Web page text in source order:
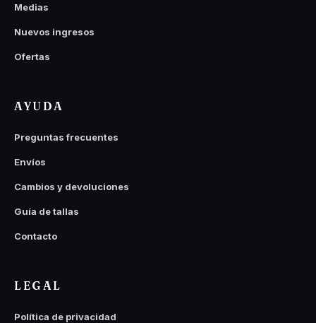
Medias
Nuevos ingresos
Ofertas
AYUDA
Preguntas frecuentes
Envíos
Cambios y devoluciones
Guía de tallas
Contacto
LEGAL
Política de privacidad